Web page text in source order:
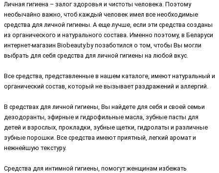
Личная гигиена – залог здоровья и чистоты человека. Поэтому
необычайно важно, чтоб каждый человек имел все необходимые
средства для личной гигиены. А еще лучше, если эти средства созданы
из органического и натурального состава. Именно поэтому, в Беларуси
интернет-магазин Biobeauty.by позаботился о том, чтобы Вы могли
выбрать для себя средства для личной гигиены на любой вкус.
Все средства, представленные в нашем каталоге, имеют натуральный и
органический состав, который не вызывает раздражений и аллергий.
В средствах для личной гигиены, Вы найдете для себя и своей семьи
дезодоранты, эфирные и гидрофильные масла, зубные пасты для
детей и взрослых, прокладки, зубные щетки, гидролаты и различные
зубные порошки. Все средства имеют приятный, легкий аромат и
нежнейшую текстуру.
Средства для интимной гигиены, помогут женщинам избежать